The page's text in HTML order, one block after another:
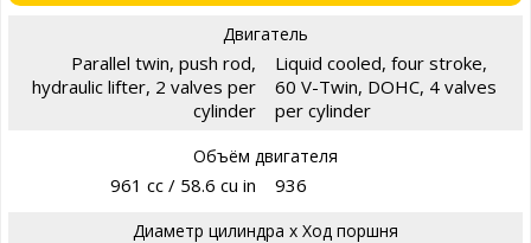
Двигатель
Parallel twin, push rod,
hydraulic lifter, 2 valves per
cylinder
Liquid cooled, four stroke,
60 V-Twin, DOHC, 4 valves
per cylinder
Объём двигателя
961 cc / 58.6 cu in 936
Диаметр цилиндра х Ход поршня